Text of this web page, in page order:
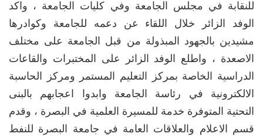
للنقابة في مجلس الجامعة وفي كليات الجامعة ، واكد
الوفد الزائر خلال اللقاء عن دعمه للجامعة وكوادرها
مشيدين بالجهود المبذولة من قبل الجامعة على مختلف
الاصعدة ، واطلع الوفد الزائر على المختبرات والقاعات
الدراسية الخاصة بمركز التعليم المستمر ومركز الحاسبة
الالكترونية في رئاسة الجامعة وابدوا اعجابهم بالبنى
التحتية المتوفرة خدمة للمسيرة العلمية في البصرة ، وقدم
قسم الاعلام والعلاقات العامة في جامعة البصرة للنفط